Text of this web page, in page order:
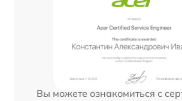
Вы можете ознакомиться с